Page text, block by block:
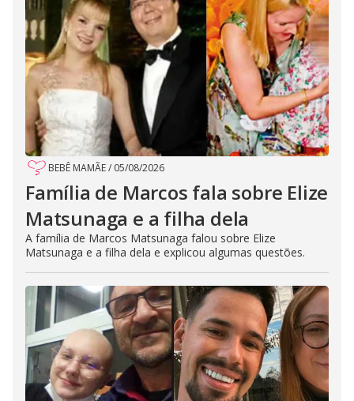
BEBÊ MAMÃE/ 05/08/2026
Família de Marcos fala sobre Elize
Matsunaga e a filha dela
A família de Marcos Matsunaga falou sobre Elize
Matsunaga e a filha dela e explicou algumas questões.